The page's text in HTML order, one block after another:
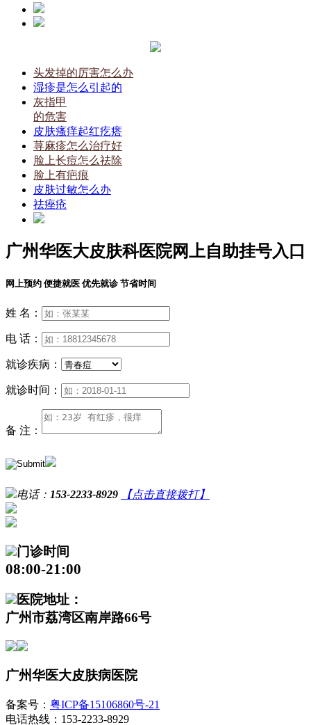
头发掉的厉害怎么办
湿疹是怎么引起的
灰指甲
的危害
皮肤瘙痒起红疙瘩
荨麻疹怎么治疗好
脸上长痘怎么祛除
脸上有疤痕
皮肤过敏怎么办
祛痤疮
广州华医大皮肤科医院网上自助挂号入口
网上预约 便捷就医 优先就诊 节省时间
姓 名：
电 话：
就诊疾病：
就诊时间：
备 注：
电话： 153-2233-8929 【点击直接拨打】
门诊时间
08:00-21:00
医院地址：
广州市荔湾区南岸路66号
广州华医大皮肤病医院
备案号： 粤ICP备15106860号-21
电话热线：153-2233-8929